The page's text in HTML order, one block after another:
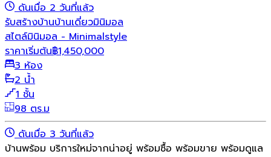
ดันเมื่อ 2 วันที่แล้ว
รับสร้างบ้านบ้านเดี่ยวมินิมอล
สไตล์มินิมอล - Minimalstyle
ราคาเริ่มต้น฿1,450,000
3 ห้อง
2 น้ำ
1 ชั้น
98 ตร.ม
ดันเมื่อ 3 วันที่แล้ว
บ้านพร้อม บริการใหม่จากน่าอยู่ พร้อมซื้อ พร้อมขาย พร้อมดูแล